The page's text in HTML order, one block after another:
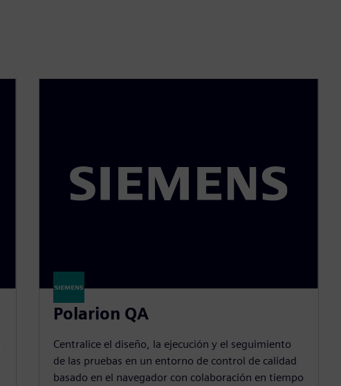
Polarion QA
Centralice el diseño, la ejecución y el seguimiento
de las pruebas en un entorno de control de calidad
basado en el navegador con colaboración en tiempo